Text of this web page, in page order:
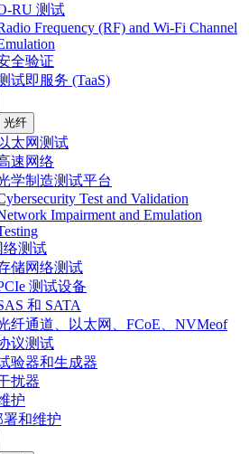
RU 测试
Frequency (RF) and Wi-Fi Channel
全验证
试即服务 (TaaS)
光纤
以太网测试
速网络
学制造测试平台
Test and Validation
Impairment and Emulation
络测试
储网络测试
测试设备
和 SATA
纤通道、以太网、FCoE、NVMeof
议测试
验器和生成器
扰器
护
署和维护